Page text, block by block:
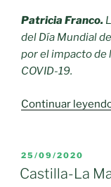
Patricia Franco.
del Día Mundial
por el impacto de
COVID-19.
Continuar
PUBLICADO
EL
25/09/2020
Castilla-La